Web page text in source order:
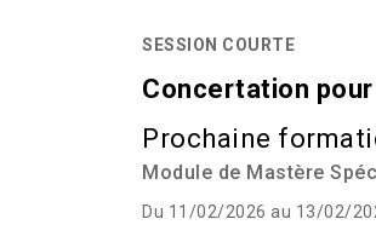
SESSION COURTE
Concertation
Prochaine
Module de Mastère
Du 11/02/2026 au 13/02/